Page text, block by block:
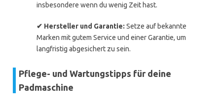
insbesondere wenn du wenig Zeit hast.
✔ Hersteller und Garantie: Setze auf bekannte
Marken mit gutem Service und einer Garantie, um
langfristig abgesichert zu sein.
Pflege- und Wartungstipps für deine
Padmaschine